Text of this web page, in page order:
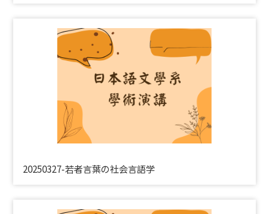
20250327-若者言葉の社会言語学